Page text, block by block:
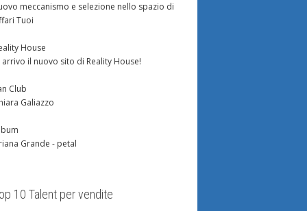
meccanismo e selezione nello spazio di
Tuoi
House
arrivo il nuovo sito di Reality House!
Club
Galiazzo
Grande - petal
10 Talent per vendite